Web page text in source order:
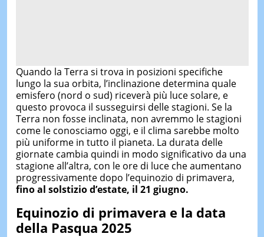
Quando la Terra si trova in posizioni specifiche
lungo la sua orbita, l’inclinazione determina quale
emisfero (nord o sud) riceverà più luce solare, e
questo provoca il susseguirsi delle stagioni. Se la
Terra non fosse inclinata, non avremmo le stagioni
come le conosciamo oggi, e il clima sarebbe molto
più uniforme in tutto il pianeta. La durata delle
giornate cambia quindi in modo significativo da una
stagione all’altra, con le ore di luce che aumentano
progressivamente dopo l’equinozio di primavera,
fino al solstizio d’estate, il 21 giugno.
Equinozio di primavera e la data
della Pasqua 2025